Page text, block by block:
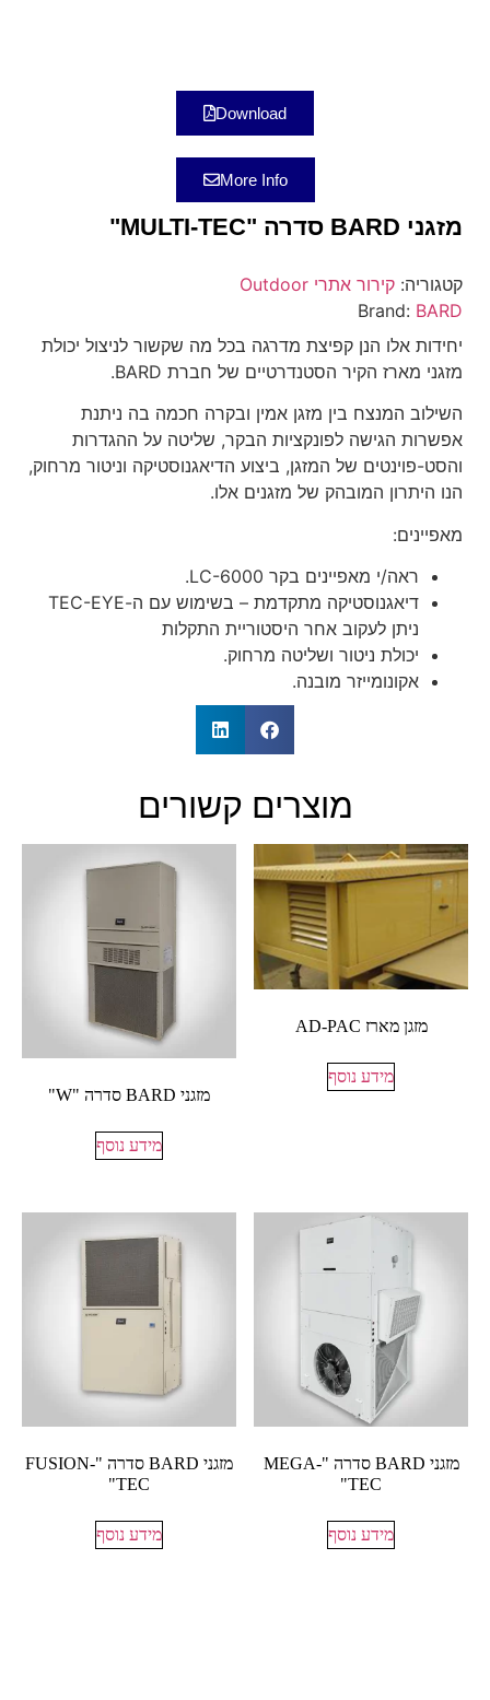
Download
More Info
מזגני BARD סדרה "MULTI-TEC"
קטגוריה: קירור אתרי Outdoor
Brand: BARD
יחידות אלו הנן קפיצת מדרגה בכל מה שקשור לניצול יכולת
מזגני מארז הקיר הסטנדרטיים של חברת BARD.
השילוב המנצח בין מזגן אמין ובקרה חכמה בה ניתנת
אפשרות הגישה לפונקציות הבקר, שליטה על ההגדרות
והסט-פוינטים של המזגן, ביצוע הדיאגנוסטיקה וניטור מרחוק,
הנו היתרון המובהק של מזגנים אלו.
מאפיינים:
ראה/י מאפיינים בקר LC-6000.
דיאגנוסטיקה מתקדמת – בשימוש עם ה-TEC-EYE
ניתן לעקוב אחר היסטוריית התקלות
יכולת ניטור ושליטה מרחוק.
אקונומייזר מובנה.
מוצרים קשורים
מזגן מארז AD-PAC
מידע נוסף
מזגני BARD סדרה "W"
מידע נוסף
מזגני BARD סדרה "MEGA-
TEC"
מידע נוסף
מזגני BARD סדרה "FUSION-
TEC"
מידע נוסף